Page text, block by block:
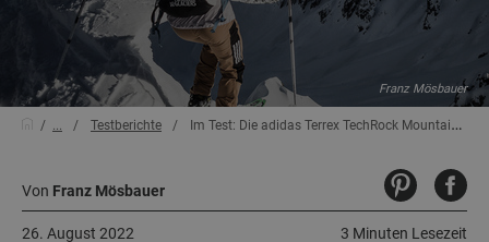
Franz Mösbauer
... Testberichte Im Test: Die adidas Terrex TechRock Mountaineering Softshellhose
Von Franz Mösbauer
3 Minuten Lesezeit
26. August 2022